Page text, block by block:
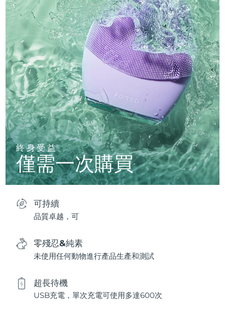
終身受益
僅需一次購買
可持續
品質卓越，可
零殘忍&純素
未使用任何動物進行產品生產和測試
超長待機
USB充電，單次充電可使用多達600次